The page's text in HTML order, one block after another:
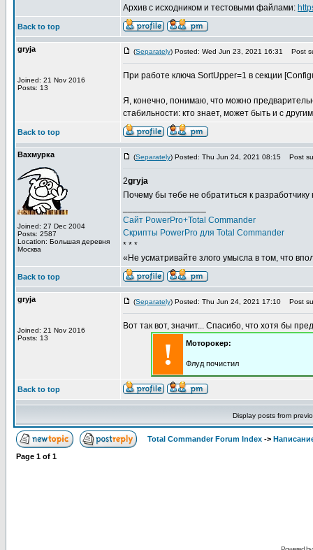
Архив с исходником и тестовыми файлами:
Back to top
gryja
Joined: 21 Nov 2016
Posts: 13
(Separately) Posted: Wed Jun 23, 2021 16:31 Post
При работе ключа SortUpper=1 в секции
Я, конечно, понимаю, что можно
стабильности: кто знает, может быть и с
Back to top
Вахмурка
Joined: 27 Dec 2004
Posts: 2587
Location: Большая деревня
Москва
(Separately) Posted: Thu Jun 24, 2021 08:15 Post
2gryja
Почему бы тебе не обратиться к
Сайт PowerPro+Total Commander
Скрипты PowerPro для Total Commander
* * *
«Не усматривайте злого умысла в том, что
Back to top
gryja
Joined: 21 Nov 2016
Posts: 13
(Separately) Posted: Thu Jun 24, 2021 17:10 Post
Вот так вот, значит... Спасибо, что хотя бы
! Моторокер:
Флуд почистил
Back to top
Display posts from
Total Commander Forum Index ->
Page 1 of 1